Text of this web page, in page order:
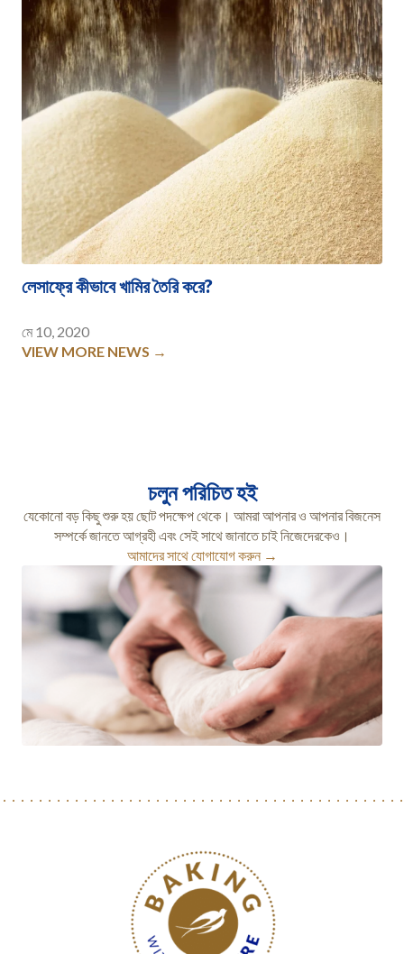
লেসাফ্রে কীভাবে খামির তৈরি করে?
মে 10, 2020
VIEW MORE NEWS →
চলুন পরিচিত হই
যেকোনো বড় কিছু শুরু হয় ছোট পদক্ষেপ থেকে। আমরা আপনার ও আপনার বিজনেস
সম্পর্কে জানতে আগ্রহী এবং সেই সাথে জানাতে চাই নিজেদেরকেও।
আমাদের সাথে যোগাযোগ করুন →